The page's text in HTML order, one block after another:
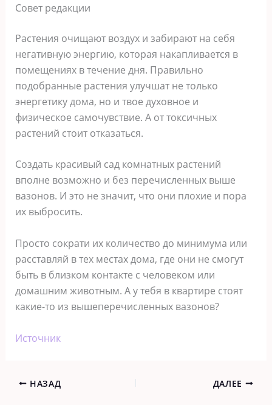
Совет редакции
Растения очищают воздух и забирают на себя
негативную энергию, которая накапливается в
помещениях в течение дня. Правильно
подобранные растения улучшат не только
энергетику дома, но и твое духовное и
физическое самочувствие. А от токсичных
растений стоит отказаться.
Создать красивый сад комнатных растений
вполне возможно и без перечисленных выше
вазонов. И это не значит, что они плохие и пора
их выбросить.
Просто сократи их количество до минимума или
расставляй в тех местах дома, где они не смогут
быть в близком контакте с человеком или
домашним животным. А у тебя в квартире стоят
какие-то из вышеперечисленных вазонов?
Источник
НАЗАД ДАЛЕЕ